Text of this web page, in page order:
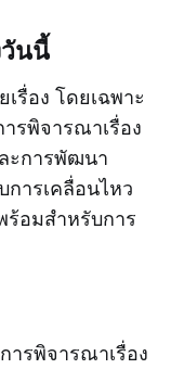
วันนี้
รื่อง โดยเฉพาะ
รพิจารณาเรื่อง
ะการพัฒนา
การเคลื่อนไหว
ร้อมสำหรับการ
รพิจารณาเรื่อง